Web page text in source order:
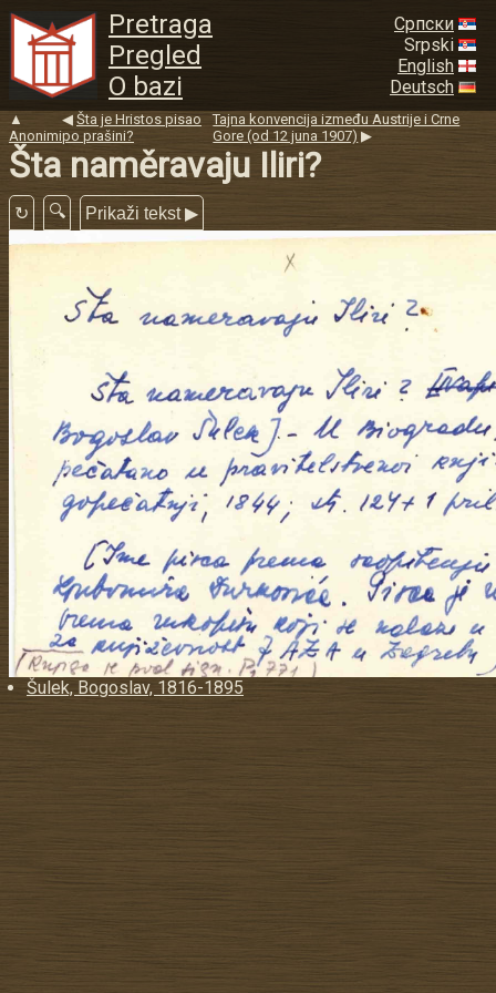
Pretraga
Pregled
O bazi
Српски
Srpski
English
Deutsch
▲
Anonimi
◀ Šta je Hristos pisao
po prašini?
Tajna konvencija između Austrije i Crne
Gore (od 12 juna 1907) ▶
Šta naměravaju Iliri?
Šulek, Bogoslav, 1816-1895